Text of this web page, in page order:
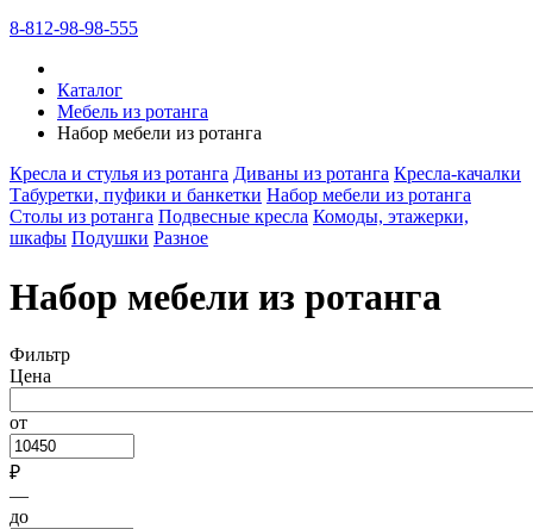
8-812-98-98-555
Каталог
Мебель из ротанга
Набор мебели из ротанга
Кресла и стулья из ротанга Диваны из ротанга Кресла-качалки
Табуретки, пуфики и банкетки Набор мебели из ротанга
Столы из ротанга Подвесные кресла Комоды, этажерки,
шкафы Подушки Разное
Набор мебели из ротанга
Фильтр
Цена
от
₽
—
до